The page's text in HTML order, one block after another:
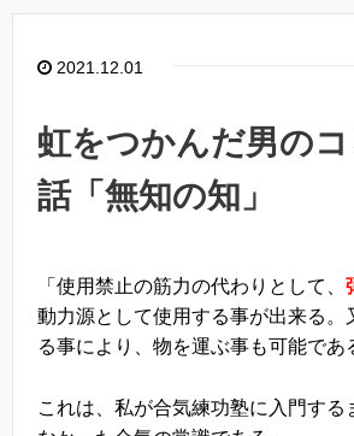
2021.12.01
虹をつかんだ男の
話「無知の知」
「使用禁止の筋力の代わりとして、
動力源として使用する事が出来る。
る事により、物を運ぶ事も可能であ
これは、私が合気練功塾に入門する